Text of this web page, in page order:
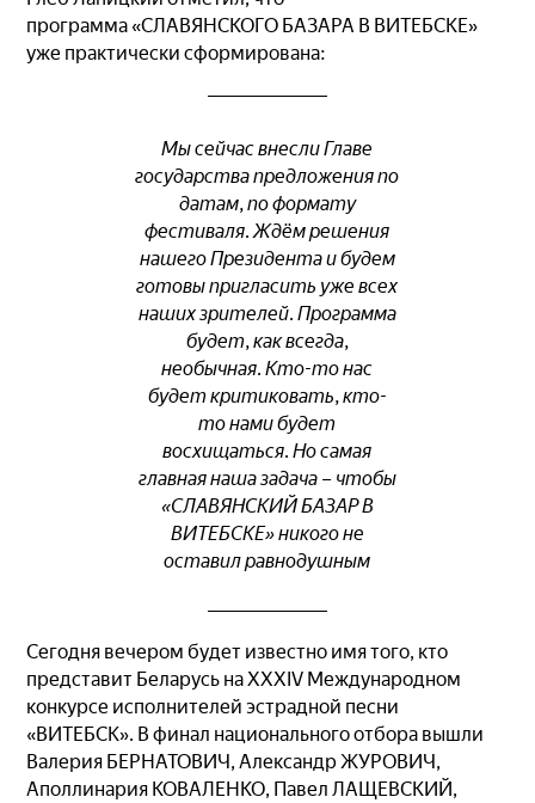
программа «СЛАВЯНСКОГО БАЗАРА В ВИТЕБСКЕ»
уже практически сформирована:
Мы сейчас внесли Главе
государства предложения по
датам, по формату
фестиваля. Ждём решения
нашего Президента и будем
готовы пригласить уже всех
наших зрителей. Программа
будет, как всегда,
необычная. Кто-то нас
будет критиковать, кто-
то нами будет
восхищаться. Но самая
главная наша задача – чтобы
«СЛАВЯНСКИЙ БАЗАР В
ВИТЕБСКЕ» никого не
оставил равнодушным
Сегодня вечером будет известно имя того, кто
представит Беларусь на XXXIV Международном
конкурсе исполнителей эстрадной песни
«ВИТЕБСК». В финал национального отбора вышли
Валерия БЕРНАТОВИЧ, Александр ЖУРОВИЧ,
Аполлинария КОВАЛЕНКО, Павел ЛАЩЕВСКИЙ,